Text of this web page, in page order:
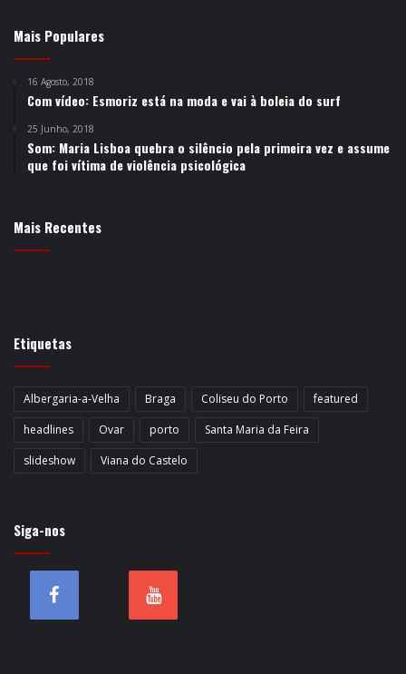
Mais Populares
16 Agosto, 2018
Com vídeo: Esmoriz está na moda e vai à boleia do surf
25 Junho, 2018
Som: Maria Lisboa quebra o silêncio pela primeira vez e assume
que foi vítima de violência psicológica
Mais Recentes
Etiquetas
Albergaria-a-Velha Braga Coliseu do Porto
featured
headlines
Ovar porto
Santa Maria da Feira
slideshow
Viana do Castelo
Siga-nos